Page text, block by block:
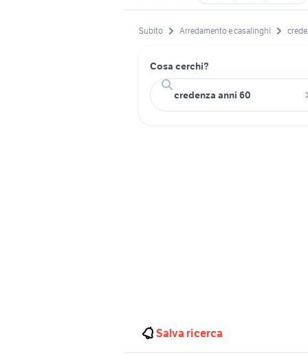
Subito Arredamento e casalinghi
Cosa cerchi?
Salva ricerca